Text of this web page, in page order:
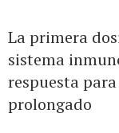
La primera
sistema
respuesta
prolongado